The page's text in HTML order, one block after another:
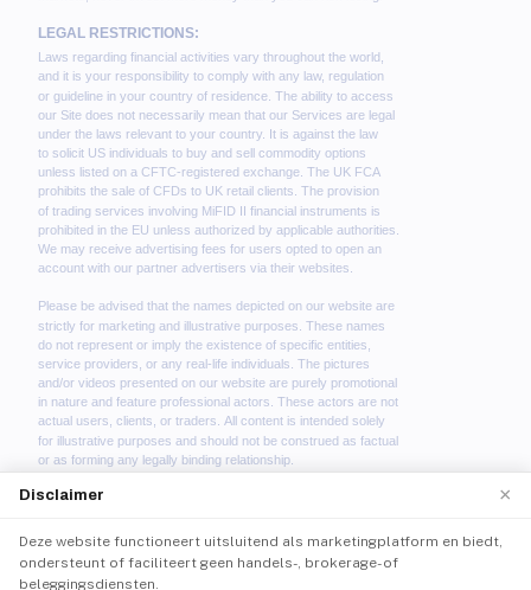
We use cookies to enhance your browsing experience.
By continuing to use our website, you agree to our use
Disclaimer ×
Deze website functioneert uitsluitend als marketingplatform en biedt,
ondersteunt of faciliteert geen handels-, brokerage- of
beleggingsdiensten.